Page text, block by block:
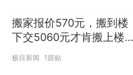
搬家报价570元，搬到楼
下交5060元才肯搬上楼！
女子傻眼了
极目新闻 1跟贴